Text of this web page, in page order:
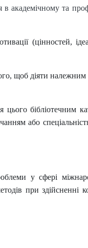
академічному та
(цінностей,
щоб діяти
бібліотечним
або
у сфері
при здійсненні